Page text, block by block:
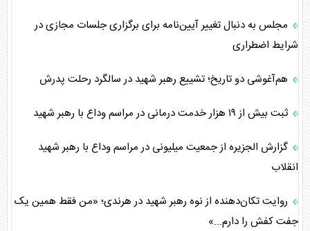
مجلس به دنبال تغییر آیین‌نامه برای برگزاری جلسات مجازی در
شرایط اضطراری
هم‌آغوشی دو تاریخ؛ تشییع رهبر شهید در سالگرد رحلت پدرش
ثبت بیش از ۱۹ هزار خدمت درمانی در مراسم وداع با رهبر شهید
گزارش الجزیره از جمعیت میلیونی در مراسم وداع با رهبر شهید
انقلاب
روایت تکان‌دهنده از نوه رهبر شهید در هرندی؛ «من فقط همین یک
جفت کفش را دارم...»